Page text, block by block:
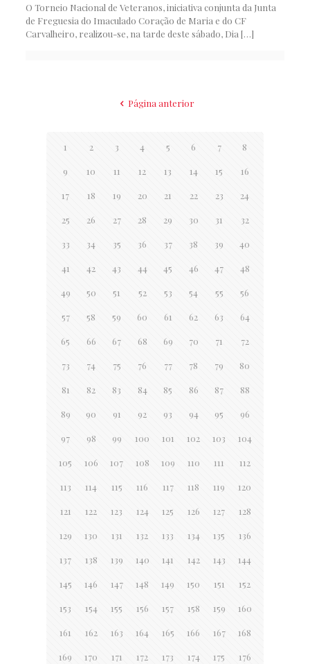
O Torneio Nacional de Veteranos, iniciativa conjunta da Junta
de Freguesia do Imaculado Coração de Maria e do CF
Carvalheiro, realizou-se, na tarde deste sábado, Dia[…]
Página anterior
1 2 3 4 5 6 7 8
9 10 11 12 13 14 15 16
17 18 19 20 21 22 23 24
25 26 27 28 29 30 31 32
33 34 35 36 37 38 39 40
41 42 43 44 45 46 47 48
49 50 51 52 53 54 55 56
57 58 59 60 61 62 63 64
65 66 67 68 69 70 71 72
73 74 75 76 77 78 79 80
81 82 83 84 85 86 87 88
89 90 91 92 93 94 95 96
97 98 99 100 101 102 103 104
105 106 107 108 109 110 111 112
113 114 115 116 117 118 119 120
121 122 123 124 125 126 127 128
129 130 131 132 133 134 135 136
137 138 139 140 141 142 143 144
145 146 147 148 149 150 151 152
153 154 155 156 157 158 159 160
161 162 163 164 165 166 167 168
169 170 171 172 173 174 175 176